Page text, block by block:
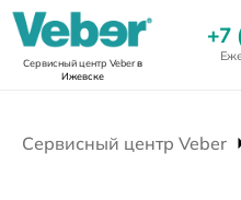
Сервисный центр Veberв
Ижевске
+7
Сервисный центр Veber